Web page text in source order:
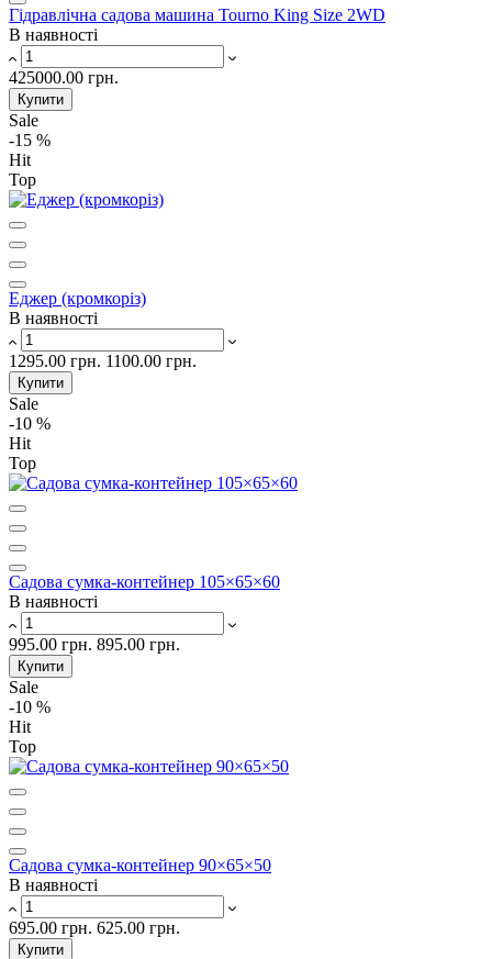
Гідравлічна садова машина Tourno King Size 2WD
В наявності
425000.00 грн.
Купити
Sale
-15 %
Hit
Top
Еджер (кромкоріз)
В наявності
1295.00 грн. 1100.00 грн.
Купити
Sale
-10 %
Hit
Top
Садова сумка-контейнер 105×65×60
В наявності
995.00 грн. 895.00 грн.
Купити
Sale
-10 %
Hit
Top
Садова сумка-контейнер 90×65×50
В наявності
695.00 грн. 625.00 грн.
Купити